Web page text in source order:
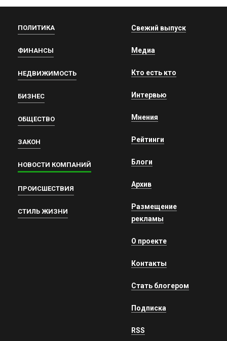
ПОЛИТИКА
ФИНАНСЫ
НЕДВИЖИМОСТЬ
БИЗНЕС
ОБЩЕСТВО
ЗАКОН
НОВОСТИ КОМПАНИЙ
ПРОИСШЕСТВИЯ
СТИЛЬ ЖИЗНИ
Свежий выпуск
Медиа
Кто есть кто
Интервью
Мнения
Рейтинги
Блоги
Архив
Размещение
рекламы
О проекте
Контакты
Стать блогером
Подписка
RSS